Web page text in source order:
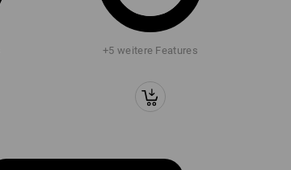
+5 weitere Features